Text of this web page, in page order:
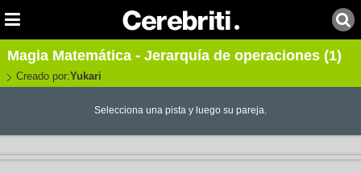
Magia Matemática - Jerarquía de operaciones (1)
Creado por:Yukari
Selecciona una pista y luego su pareja.